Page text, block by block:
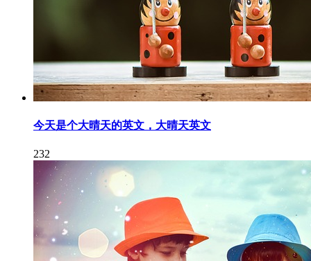
今天是个大晴天的英文，大晴天英文
232